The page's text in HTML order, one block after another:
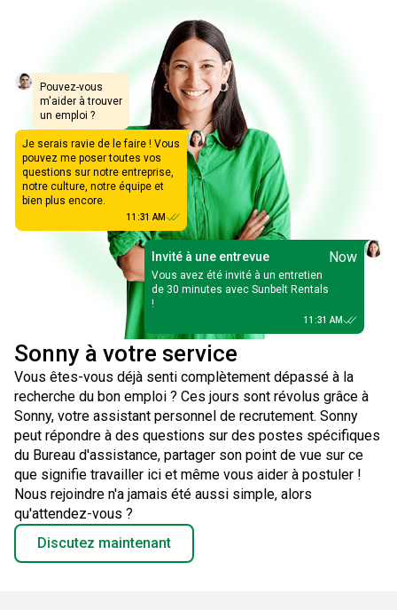
Pouvez-vous
m'aider à trouver
un emploi ?
Je serais ravie de le faire ! Vous
pouvez me poser toutes vos
questions sur notre entreprise,
notre culture, notre équipe et
bien plus encore.
11:31 AM
Invité à une entrevue Now
Vous avez été invité à un entretien
de 30 minutes avec Sunbelt Rentals
!
11:31 AM
Sonny à votre service
Vous êtes-vous déjà senti complètement dépassé à la
recherche du bon emploi ? Ces jours sont révolus grâce à
Sonny, votre assistant personnel de recrutement. Sonny
peut répondre à des questions sur des postes spécifiques
du Bureau d'assistance, partager son point de vue sur ce
que signifie travailler ici et même vous aider à postuler !
Nous rejoindre n'a jamais été aussi simple, alors
qu'attendez-vous ?
Discutez maintenant